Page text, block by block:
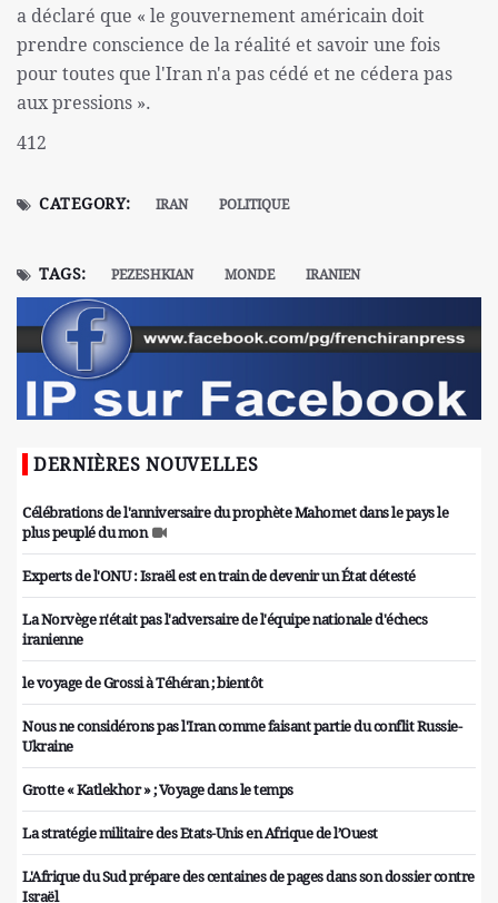
a déclaré que « le gouvernement américain doit
prendre conscience de la réalité et savoir une fois
pour toutes que l'Iran n'a pas cédé et ne cédera pas
aux pressions ».
412
CATEGORY: IRAN POLITIQUE
TAGS: PEZESHKIAN MONDE IRANIEN
DERNIÈRES NOUVELLES
Célébrations de l'anniversaire du prophète Mahomet dans le pays le
plus peuplé du mon
Experts de l'ONU : Israël est en train de devenir un État détesté
La Norvège n'était pas l'adversaire de l'équipe nationale d'échecs
iranienne
le voyage de Grossi à Téhéran ; bientôt
Nous ne considérons pas l'Iran comme faisant partie du conflit Russie-
Ukraine
Grotte « Katlekhor » ; Voyage dans le temps
La stratégie militaire des Etats-Unis en Afrique de l’Ouest
L'Afrique du Sud prépare des centaines de pages dans son dossier contre
Israël